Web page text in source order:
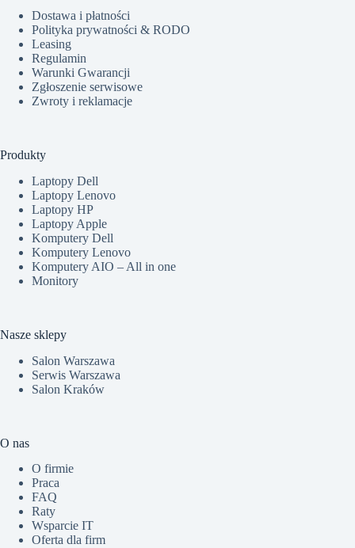
Dostawa i płatności
Polityka prywatności & RODO
Leasing
Regulamin
Warunki Gwarancji
Zgłoszenie serwisowe
Zwroty i reklamacje
Produkty
Laptopy Dell
Laptopy Lenovo
Laptopy HP
Laptopy Apple
Komputery Dell
Komputery Lenovo
Komputery AIO – All in one
Monitory
Nasze sklepy
Salon Warszawa
Serwis Warszawa
Salon Kraków
O nas
O firmie
Praca
FAQ
Raty
Wsparcie IT
Oferta dla firm